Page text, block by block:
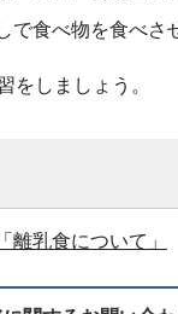
で食べ物を食べさ
をしましょう。
離乳食について」